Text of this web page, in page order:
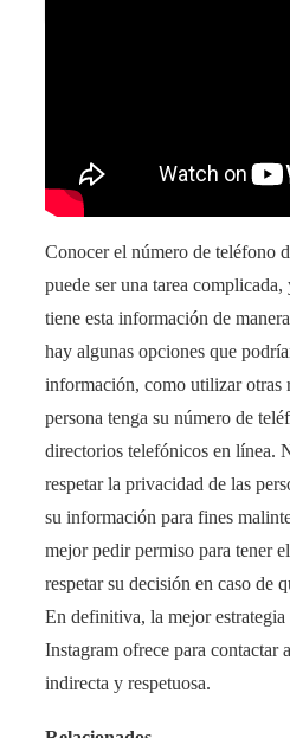
Conocer el número de teléfono
puede ser una tarea
tiene esta información de
hay algunas opciones que
información, como utilizar otras
persona tenga su número de
directorios telefónicos en línea.
respetar la privacidad de las
su información para fines
mejor pedir permiso para tener
respetar su decisión en caso de
En definitiva, la mejor
Instagram ofrece para contactar
indirecta y respetuosa.